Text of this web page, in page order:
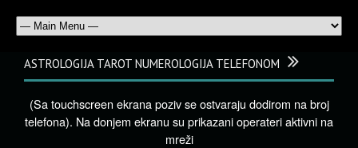
ASTROLOGIJA TAROT NUMEROLOGIJA TELEFONOM
(Sa touchscreen ekrana poziv se ostvaraju dodirom na broj
telefona). Na donjem ekranu su prikazani operateri aktivni na
mreži